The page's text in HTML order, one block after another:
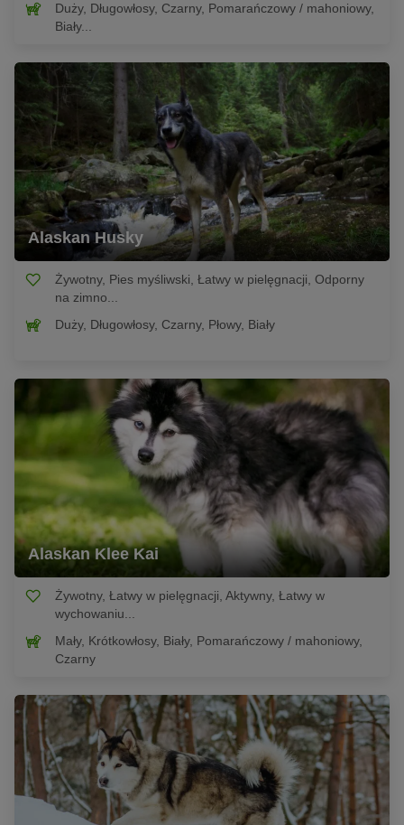
Duży, Długowłosy, Czarny, Pomarańczowy / mahoniowy,
Biały...
Alaskan Husky
Żywotny, Pies myśliwski, Łatwy w pielęgnacji, Odporny
na zimno...
Duży, Długowłosy, Czarny, Płowy, Biały
Alaskan Klee Kai
Żywotny, Łatwy w pielęgnacji, Aktywny, Łatwy w
wychowaniu...
Mały, Krótkowłosy, Biały, Pomarańczowy / mahoniowy,
Czarny